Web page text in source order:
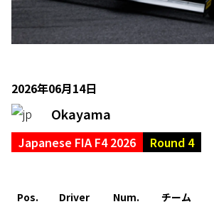
2026年06月14日
Okayama
Japanese FIA F4 2026 Round 4
Pos. Driver Num. チーム